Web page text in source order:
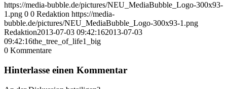
https://media-bubble.de/pictures/NEU_MediaBubble_Logo-300x93-
1.png 0 0 Redaktion https://media-
bubble.de/pictures/NEU_MediaBubble_Logo-300x93-1.png
Redaktion2013-07-03 09:42:162013-07-03
09:42:16the_tree_of_life1_big
0 Kommentare
Hinterlasse einen Kommentar